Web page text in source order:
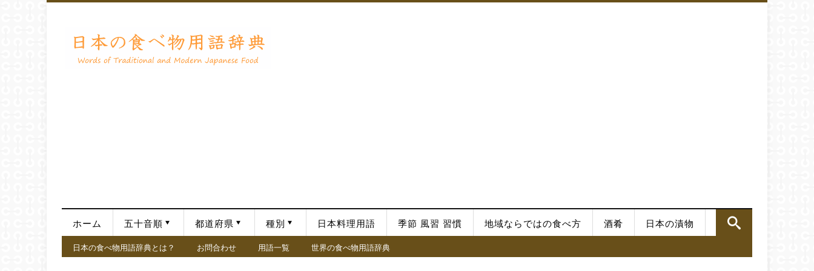
ホーム 五十音順 都道府県 種別 日本料理用語 季節 風習 習慣 地域ならではの食べ方 酒肴 日本の漬物
日本の食べ物用語辞典とは？ お問合わせ 用語一覧 世界の食べ物用語辞典